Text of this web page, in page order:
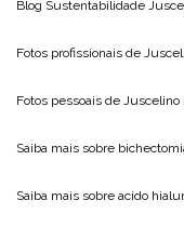
Blog Sustentabilidade
Fotos profissionais de
Fotos pessoais de Juscelino
Saiba mais sobre
Saiba mais sobre acido